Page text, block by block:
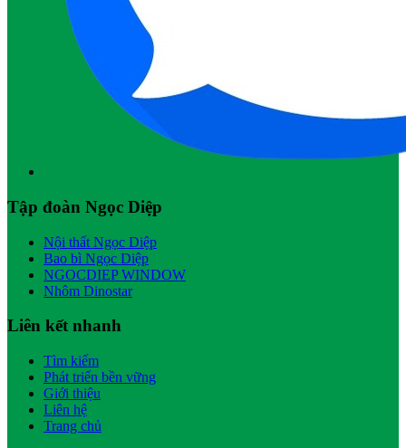
Tập đoàn Ngọc Diệp
Nội thất Ngọc Diệp
Bao bì Ngọc Diệp
NGOCDIEP WINDOW
Nhôm Dinostar
Liên kết nhanh
Tìm kiếm
Phát triển bền vững
Giới thiệu
Liên hệ
Trang chủ